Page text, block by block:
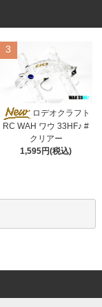
3
ロデオクラフト
RC WAH ワウ 33HF♪ #
クリアー
1,595円(税込)